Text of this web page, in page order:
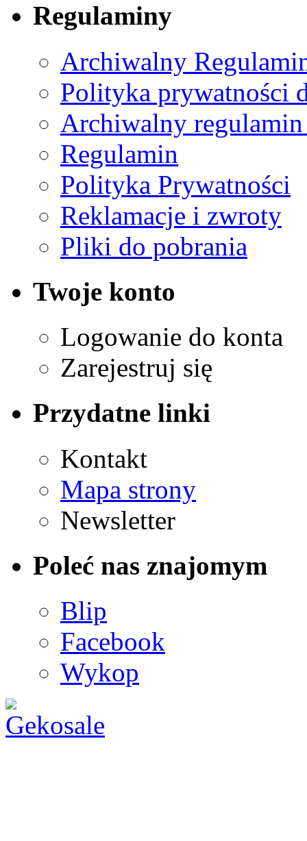
Regulaminy
Archiwalny
Polityka prywatności
Archiwalny
Regulamin
Polityka Prywatności
Reklamacje i zwroty
Pliki do pobrania
Twoje konto
Logowanie do konta
Zarejestruj się
Przydatne linki
Kontakt
Mapa strony
Newsletter
Poleć nas znajomym
Blip
Facebook
Wykop